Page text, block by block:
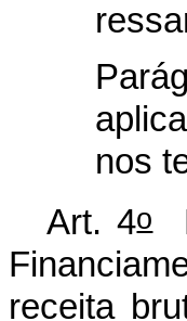
nos
Art. 4o
receita